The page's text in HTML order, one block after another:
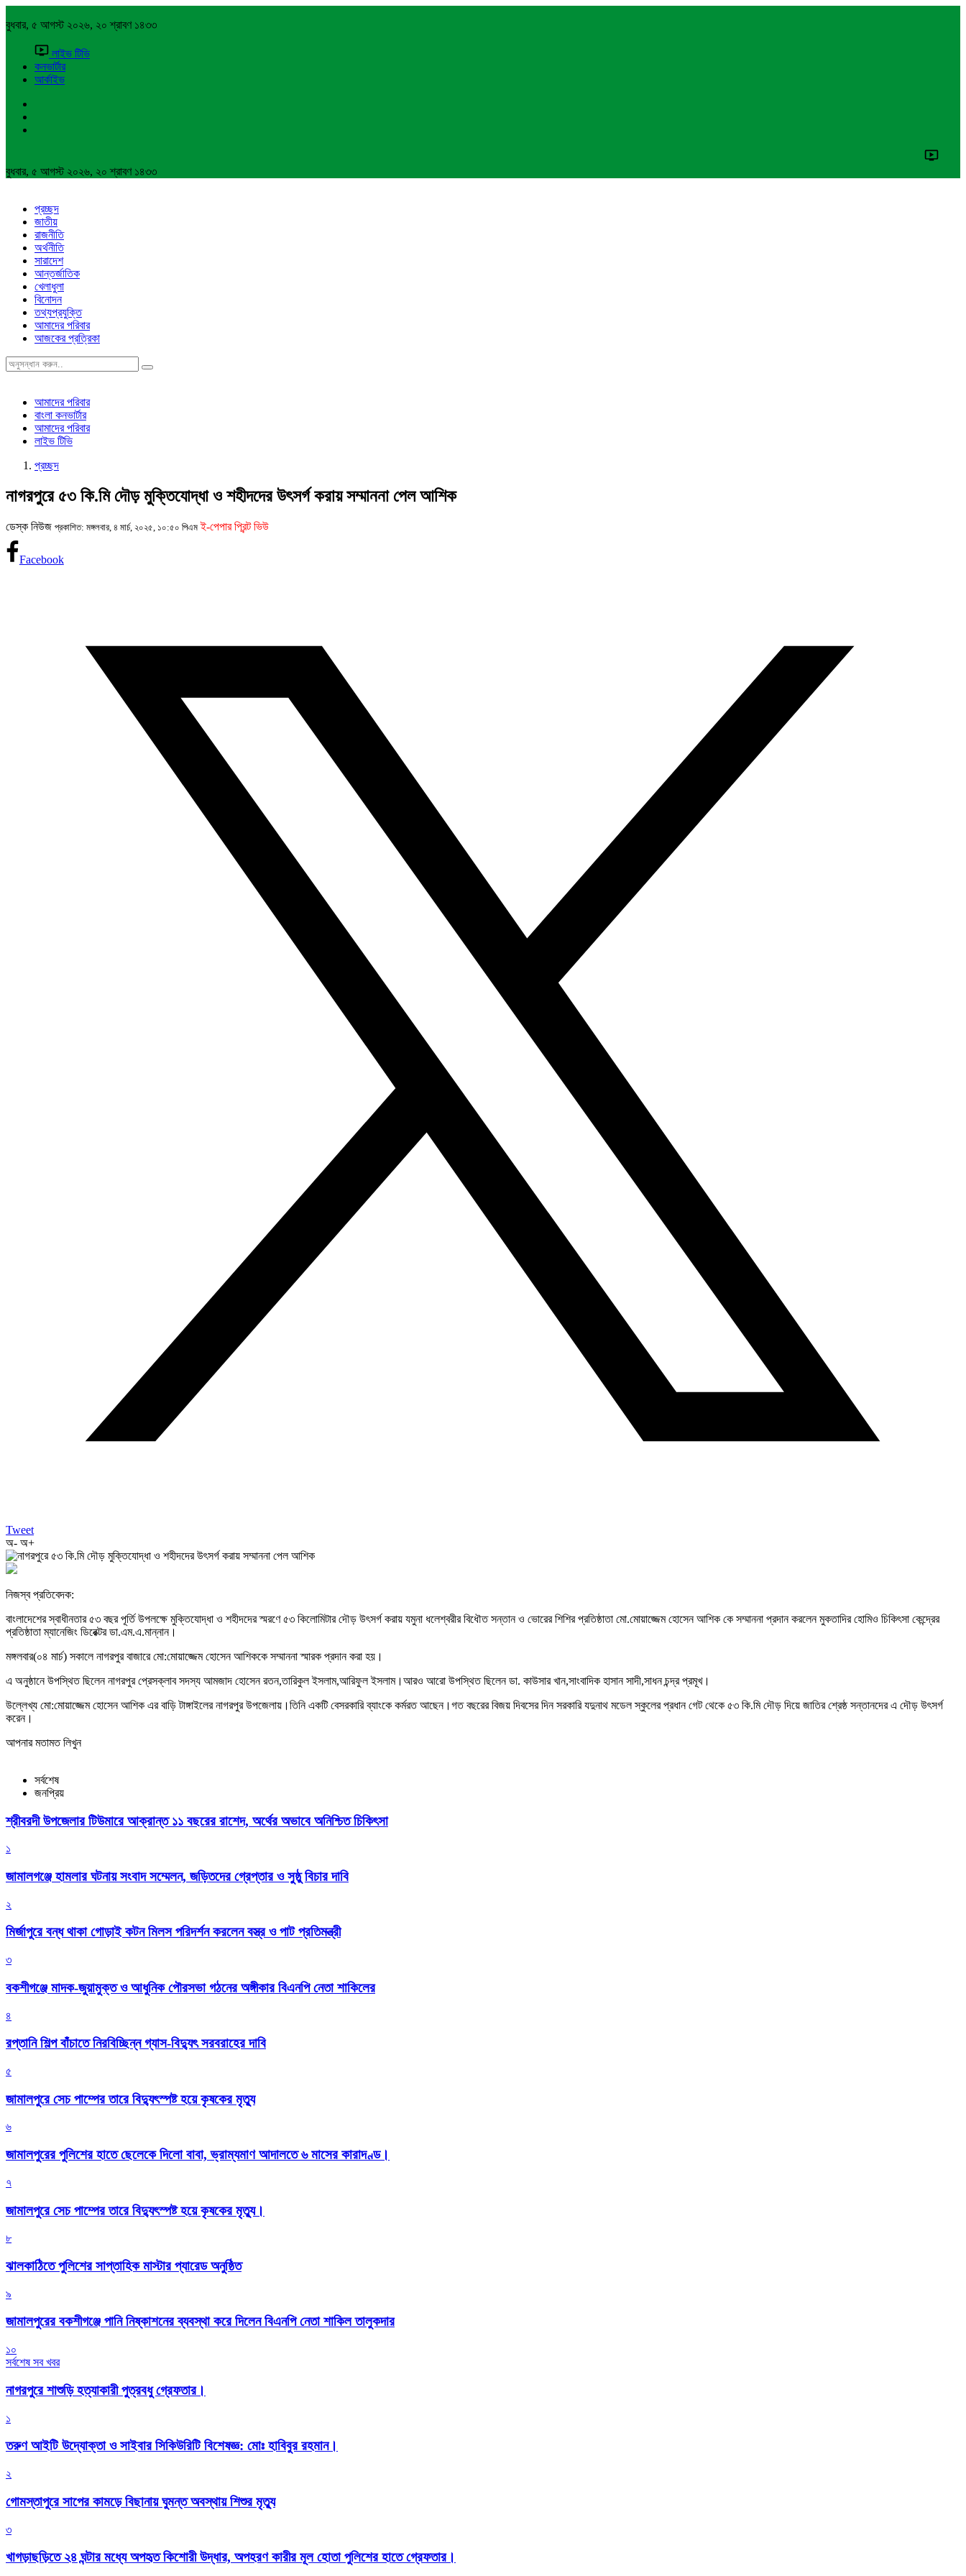
বুধবার, ৫ আগস্ট ২০২৬, ২০ শ্রাবণ ১৪৩৩
লাইভ টিভি
কনভার্টার
আর্কাইভ
বুধবার, ৫ আগস্ট ২০২৬, ২০ শ্রাবণ ১৪৩৩
প্রচ্ছদ
জাতীয়
রাজনীতি
অর্থনীতি
সারাদেশ
আন্তর্জাতিক
খেলাধুলা
বিনোদন
তথ্যপ্রযুক্তি
আমাদের পরিবার
আজকের প্রত্রিকা
আমাদের পরিবার
বাংলা কনভার্টার
আমাদের পরিবার
লাইভ টিভি
প্রচ্ছদ
নাগরপুরে ৫৩ কি.মি দৌড় মুক্তিযোদ্ধা ও শহীদদের উৎসর্গ করায় সম্মাননা পেল আশিক
ডেস্ক নিউজ প্রকাশিত: মঙ্গলবার, ৪ মার্চ, ২০২৫, ১০:৫০ পিএম ই-পেপার প্রিন্ট ভিউ
Facebook
Tweet
অ- অ+
নিজস্ব প্রতিবেদক:
বাংলাদেশের স্বাধীনতার ৫৩ বছর পূর্তি উপলক্ষে মুক্তিযোদ্ধা ও শহীদদের স্মরণে ৫৩ কিলোমিটার দৌড় উৎসর্গ করায় যমুনা ধলেশ্বরীর বিধৌত সন্তান ও ভোরের শিশির প্রতিষ্ঠাতা মো.মোয়াজ্জেম হোসেন আশিক কে সম্মাননা প্রদান করলেন মুকতাদির হোমিও চিকিৎসা কেন্দ্রের
প্রতিষ্ঠাতা ম্যানেজিং ডিরেক্টর ডা.এম.এ.মান্নান।
মঙ্গলবার(০৪ মার্চ) সকালে নাগরপুর বাজারে মো:মোয়াজ্জেম হোসেন আশিককে সম্মাননা স্মারক প্রদান করা হয়।
এ অনুষ্ঠানে উপস্থিত ছিলেন নাগরপুর প্রেসক্লাব সদস্য আমজাদ হোসেন রতন,তারিকুল ইসলাম,আরিফুল ইসলাম।আরও আরো উপস্থিত ছিলেন ডা. কাউসার খান,সাংবাদিক হাসান সাদী,সাধন চন্দ্র প্রমূখ।
উল্লেখ্য মো:মোয়াজ্জেম হোসেন আশিক এর বাড়ি টাঙ্গাইলের নাগরপুর উপজেলায়।তিনি একটি বেসরকারি ব্যাংকে কর্মরত আছেন।গত বছরের বিজয় দিবসের দিন সরকারি যদুনাথ মডেল স্কুলের প্রধান গেট থেকে ৫৩ কি.মি দৌড় দিয়ে জাতির শ্রেষ্ঠ সন্তানদের এ দৌড় উৎসর্গ
করেন।
আপনার মতামত লিখুন
সর্বশেষ
জনপ্রিয়
শ্রীবরদী উপজেলার টিউমারে আক্রান্ত ১১ বছরের রাশেদ, অর্থের অভাবে অনিশ্চিত চিকিৎসা
১
জামালগঞ্জে হামলার ঘটনায় সংবাদ সম্মেলন, জড়িতদের গ্রেপ্তার ও সুষ্ঠু বিচার দাবি
২
মির্জাপুরে বন্ধ থাকা গোড়াই কটন মিলস পরিদর্শন করলেন বস্ত্র ও পাট প্রতিমন্ত্রী
৩
বকশীগঞ্জে মাদক-জুয়ামুক্ত ও আধুনিক পৌরসভা গঠনের অঙ্গীকার বিএনপি নেতা শাকিলের
৪
রপ্তানি শিল্প বাঁচাতে নিরবিচ্ছিন্ন গ্যাস-বিদ্যুৎ সরবরাহের দাবি
৫
জামালপুরে সেচ পাম্পের তারে বিদ্যুৎস্পষ্ট হয়ে কৃষকের মৃত্যু
৬
জামালপুরের পুলিশের হাতে ছেলেকে দিলো বাবা, ভ্রাম্যমাণ আদালতে ৬ মাসের কারাদণ্ড।
৭
জামালপুরে সেচ পাম্পের তারে বিদ্যুৎস্পষ্ট হয়ে কৃষকের মৃত্যু।
৮
‎ঝালকাঠিতে পুলিশের সাপ্তাহিক মাস্টার প্যারেড অনুষ্ঠিত
৯
জামালপুরের বকশীগঞ্জে পানি নিষ্কাশনের ব্যবস্থা করে দিলেন বিএনপি নেতা শাকিল তালুকদার
১০
সর্বশেষ সব খবর
নাগরপুরে শাশুড়ি হত্যাকারী পুত্রবধু গ্রেফতার।
১
তরুণ আইটি উদ্যোক্তা ও সাইবার সিকিউরিটি বিশেষজ্ঞ: মোঃ হাবিবুর রহমান।
২
গোমস্তাপুরে সাপের কামড়ে বিছানায় ঘুমন্ত অবস্থায় শিশুর মৃত্যু
৩
খাগড়াছড়িতে ২৪ ঘন্টার মধ্যে অপহৃত কিশোরী উদ্ধার, অপহরণ কারীর মূল হোতা পুলিশের হাতে গ্রেফতার।